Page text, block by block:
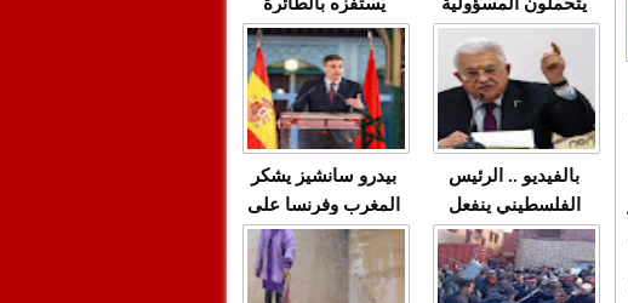
القطرية لكن ترامب
فضحه أمام العالم
بالحجة والدليل
ومآسي العمارات
العشوائية مفتوحة
بيدرو سانشيز يشكر
المغرب وفرنسا على
استعادة الكهرباء عقب
انقطاعه في شبه
الجزيرة الإيبيرية
بالفيديو .. الرئيس
الفلسطيني ينفعل
ويهاجم حماس بألفاظ
قاسية على الهواء